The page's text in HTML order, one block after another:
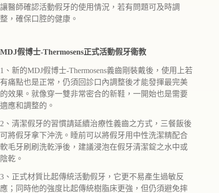
讓醫師確認活動假牙的使用情況，若有問題可及時調
整，確保口腔的健康。
MDJ假博士-Thermosens正式活動假牙衛教
1、新的MDJ假博士-Thermosens義齒剛裝戴後，使用上若
有痛點也是正常，仍須回診口內調整後才能發揮最完美
的效果。就像穿一雙非常密合的新鞋，一開始也是需要
適應和調整的。
2、清潔假牙的習慣請延續治療性義齒之方式，三餐飯後
可將假牙拿下沖洗。睡前可以將假牙用中性洗潔精配合
軟毛牙刷刷洗乾淨後，建議浸泡在假牙清潔錠之水中或
陰乾。
3、正式材質比起傳統活動假牙，它更不易產生過敏反
應；同時他的強度比起傳統樹脂床更強，但仍須避免摔